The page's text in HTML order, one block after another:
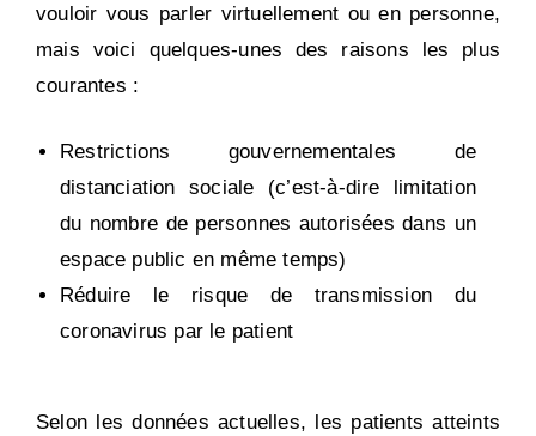
vouloir vous parler virtuellement ou en personne,
mais voici quelques-unes des raisons les plus
courantes :
Restrictions gouvernementales de
distanciation sociale (c’est-à-dire limitation
du nombre de personnes autorisées dans un
espace public en même temps)
Réduire le risque de transmission du
coronavirus par le patient
Selon les données actuelles, les patients atteints